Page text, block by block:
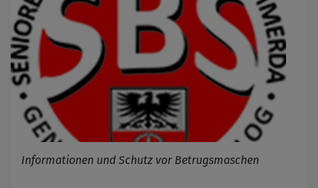
Informationen und Schutz vor Betrugsmaschen